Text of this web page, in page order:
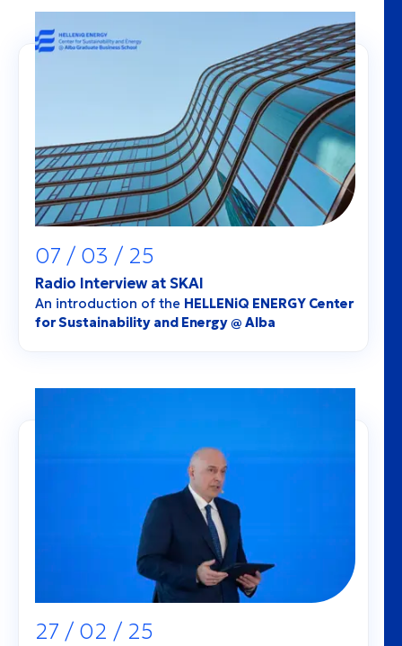
07 / 03 / 25
Radio Interview at SKAI
An introduction of the HELLENiQ ENERGY Center
for Sustainability and Energy @ Alba
27 / 02 / 25